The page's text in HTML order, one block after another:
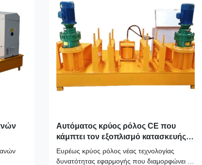
Αυτόματος κρύος ρόλος CE που
κάμπτει τον εξοπλισμό κατασκευής
σηράγγων ακτίνων Χ
Ευρέως κρύος ρόλος νέας τεχνολογίας
δυνατότητας εφαρμογής που διαμορφώνει τη